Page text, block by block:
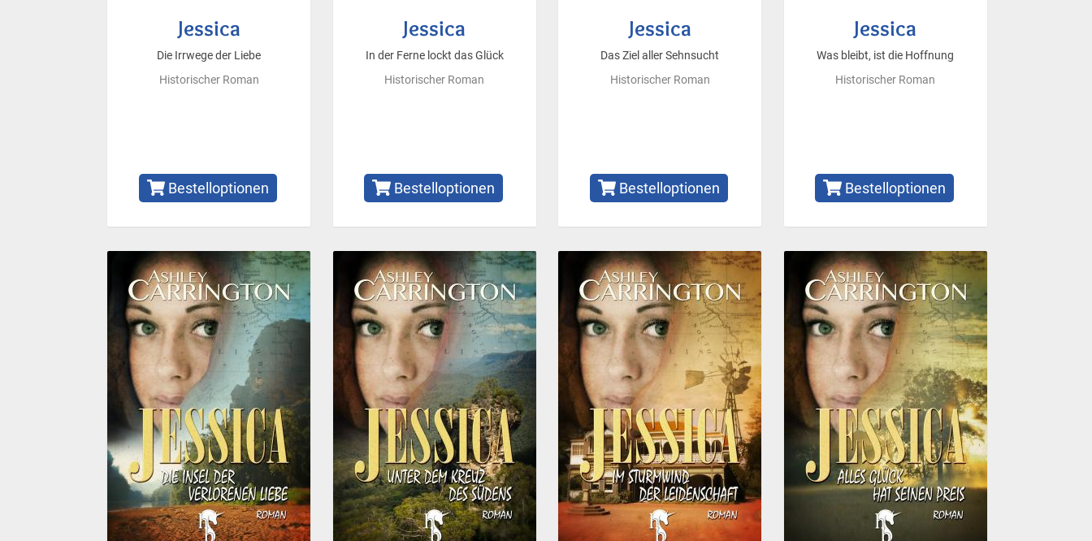
Jessica
Die Irrwege der Liebe
Historischer Roman
Bestelloptionen
Jessica
In der Ferne lockt das Glück
Historischer Roman
Bestelloptionen
Jessica
Das Ziel aller Sehnsucht
Historischer Roman
Bestelloptionen
Jessica
Was bleibt, ist die Hoffnung
Historischer Roman
Bestelloptionen